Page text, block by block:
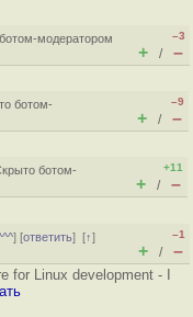
модератором
–3
+ / –
ботом-
–9
+ / –
ботом-
+11
+ / –
] [ответить][↑]
–1
+ / –
for Linux development - I